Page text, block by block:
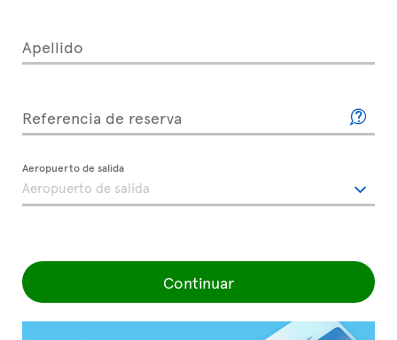
Apellido
Referencia de reserva
Aeropuerto de salida
Continuar